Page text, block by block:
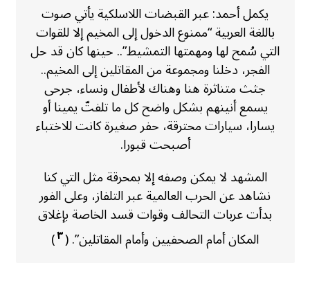
يكمل أحمد: عبر القبضات اللاسلكية يأتي صوت
باللغة العربية “ممنوع الدخول إلى المخيم إلا للقوات
التي سُمح لها ومهمتها التمشيط”.. حينها كان قد حل
الفجر، دخلنا ومجموعة من المقاتلين إلى المخيم..
جثث متناثرة هنا وهناك لأطفال ونساء، جرحى
يسمع أنينهم بشكل واضح كل ما تلفتّ يمينا أو
يسارا، سيارات محترقة، حفر صغيرة كانت للاختباء
أصبحت قبورا.
المشهد لا يمكن وصفه إلا بمحرقة مثل التي كنا
نشاهد عن الحرب العالمية عبر التلفاز، وعلى الفور
بدأت عربات التحالف وقوات قسد الخاصة بإغلاق
المكان أمام الصحفيين وأمام المقاتلين”. (٣)